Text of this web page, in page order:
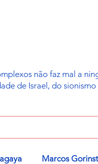
não faz mal a
de Israel, do
Marcos